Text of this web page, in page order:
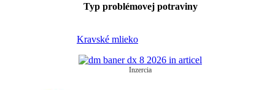
Typ problémovej potraviny
Kravské mlieko
Inzercia